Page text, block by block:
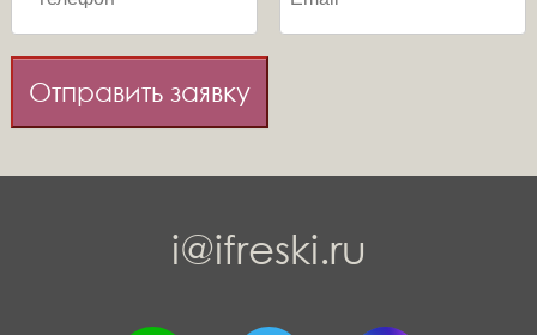
Отправить заявку
i@ifreski.ru